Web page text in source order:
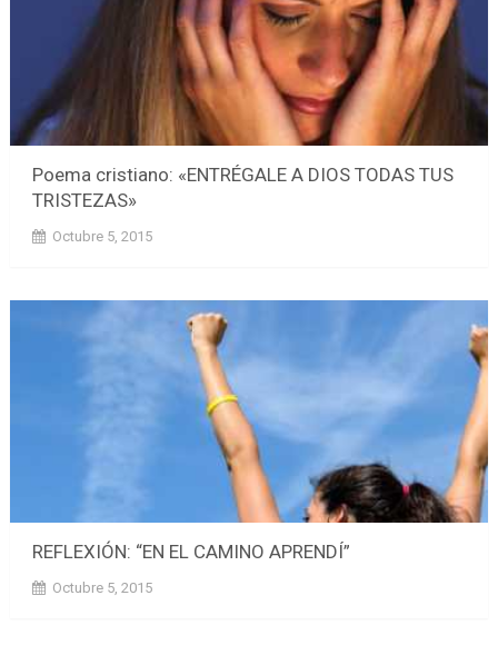
Poema cristiano: «ENTRÉGALE A DIOS TODAS TUS
TRISTEZAS»
Octubre 5, 2015
REFLEXIÓN: “EN EL CAMINO APRENDÍ”
Octubre 5, 2015